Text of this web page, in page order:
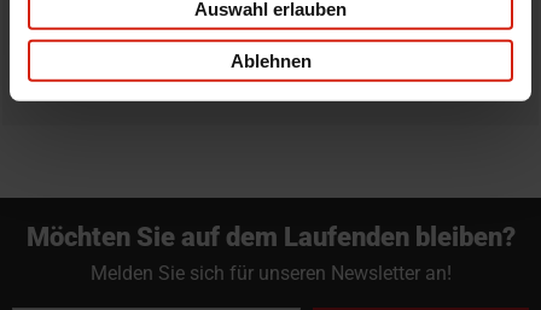
Auswahl erlauben
Ablehnen
Professioneller Rat nötig?
Starte einen Livechat oder sende eine Email an
info@fullcartuning.de
Möchten Sie auf dem Laufenden bleiben?
Melden Sie sich für unseren Newsletter an!